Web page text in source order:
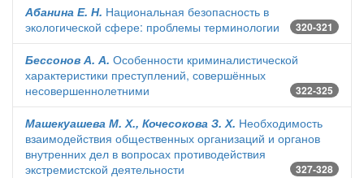
Абанина Е. Н. Национальная безопасность в
экологической сфере: проблемы терминологии
320-321
Бессонов А. А. Особенности криминалистической
характеристики преступлений, совершённых
несовершеннолетними
322-325
Машекуашева М. Х., Кочесокова З. Х. Необходимость
взаимодействия общественных организаций и органов
внутренних дел в вопросах противодействия
экстремистской деятельности
327-328